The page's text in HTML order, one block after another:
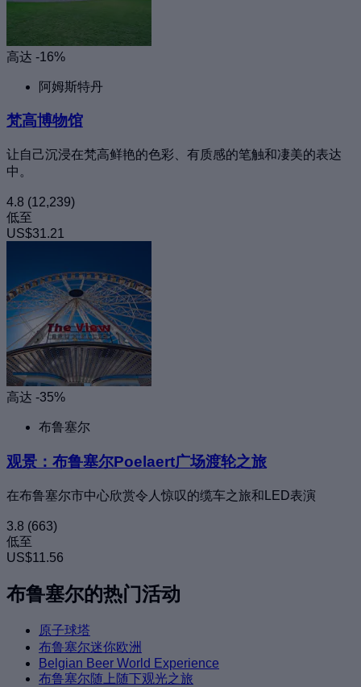
高达 -16%
阿姆斯特丹
梵高博物馆
让自己沉浸在梵高鲜艳的色彩、有质感的笔触和凄美的表达
中。
4.8 (12,239)
低至
US$31.21
高达 -35%
布鲁塞尔
观景：布鲁塞尔Poelaert广场渡轮之旅
在布鲁塞尔市中心欣赏令人惊叹的缆车之旅和LED表演
3.8 (663)
低至
US$11.56
布鲁塞尔的热门活动
原子球塔
布鲁塞尔迷你欧洲
Belgian Beer World Experience
布鲁塞尔随上随下观光之旅